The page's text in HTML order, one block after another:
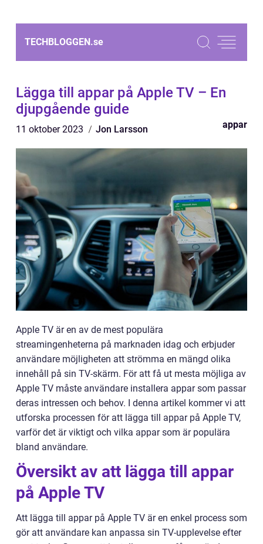
TECHBLOGGEN.se
Lägga till appar på Apple TV – En
djupgående guide
11 oktober 2023 Jon Larsson appar
Apple TV är en av de mest populära
streamingenheterna på marknaden idag och erbjuder
användare möjligheten att strömma en mängd olika
innehåll på sin TV-skärm. För att få ut mesta möjliga av
Apple TV måste användare installera appar som passar
deras intressen och behov. I denna artikel kommer vi att
utforska processen för att lägga till appar på Apple TV,
varför det är viktigt och vilka appar som är populära
bland användare.
Översikt av att lägga till appar
på Apple TV
Att lägga till appar på Apple TV är en enkel process som
gör att användare kan anpassa sin TV-upplevelse efter